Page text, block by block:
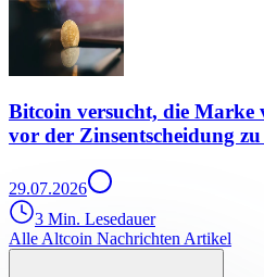
Bitcoin versucht, die Marke
vor der Zinsentscheidung
29.07.2026
3 Min. Lesedauer
Alle Altcoin Nachrichten Artikel